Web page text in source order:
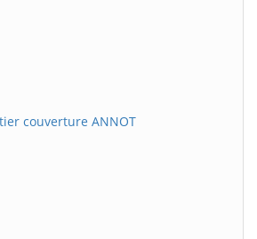
couverture ANNOT